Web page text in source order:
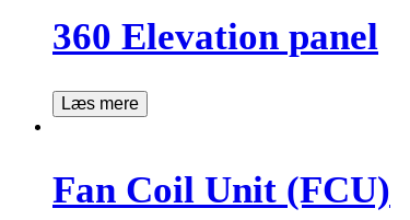
360 Elevation panel
Læs mere
Fan Coil Unit (FCU)